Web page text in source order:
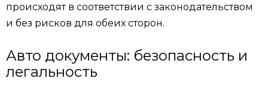
происходят в соответствии с законодательством
и без рисков для обеих сторон.
Авто документы: безопасность и
легальность